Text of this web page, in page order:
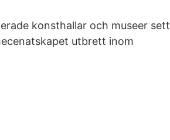
konsthallar och museer sett
utbrett inom